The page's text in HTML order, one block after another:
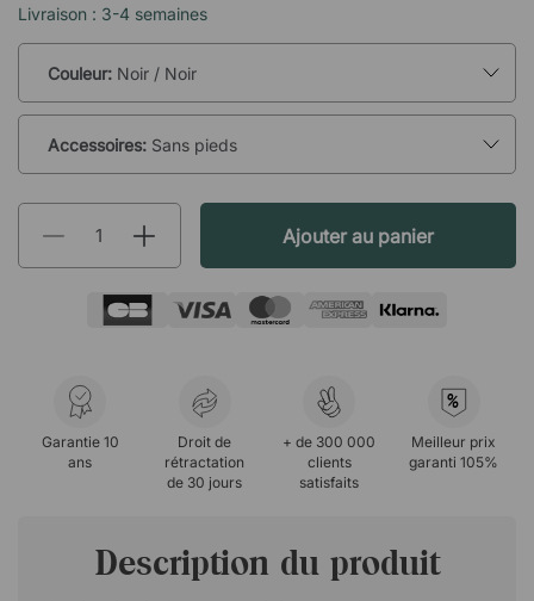
Livraison : 3-4 semaines
Couleur: Noir / Noir
Accessoires: Sans pieds
Ajouter au panier
Garantie 10
ans
Droit de
rétractation
de 30 jours
+ de 300 000
clients
satisfaits
%
Meilleur prix
garanti 105%
Description du produit